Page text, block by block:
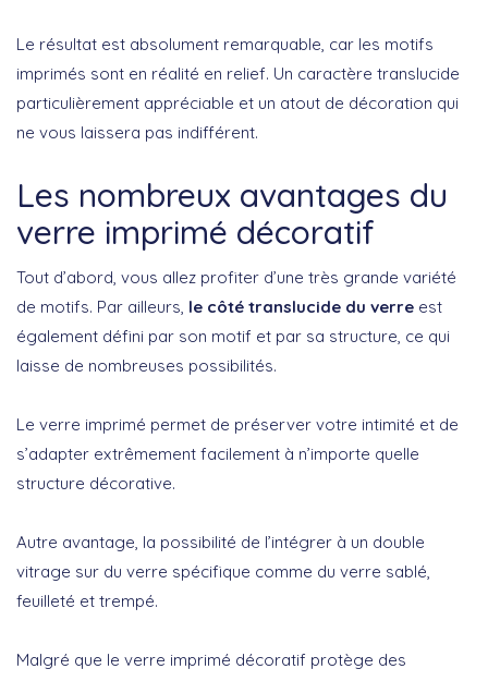
Le résultat est absolument remarquable, car les motifs
imprimés sont en réalité en relief. Un caractère translucide
particulièrement appréciable et un atout de décoration qui
ne vous laissera pas indifférent.
Les nombreux avantages du
verre imprimé décoratif
Tout d’abord, vous allez profiter d’une très grande variété
de motifs. Par ailleurs, le côté translucide du verre est
également défini par son motif et par sa structure, ce qui
laisse de nombreuses possibilités.
Le verre imprimé permet de préserver votre intimité et de
s’adapter extrêmement facilement à n’importe quelle
structure décorative.
Autre avantage, la possibilité de l’intégrer à un double
vitrage sur du verre spécifique comme du verre sablé,
feuilleté et trempé.
Malgré que le verre imprimé décoratif protège des